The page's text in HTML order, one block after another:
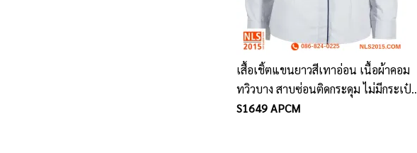
เสื้อเชิ้ตแขนยาวสีเทาอ่อน เนื้อผ้าคอม
ทวิวบาง สาบซ่อนติดกระดุม ไม่มีกระเป๋า
อก
S1649 APCM